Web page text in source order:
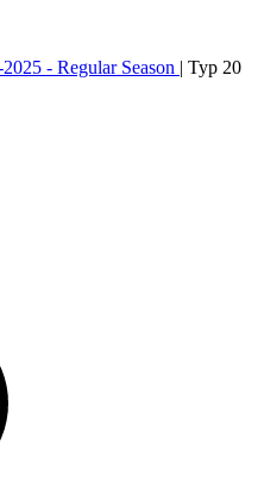
- Regular Season | Тур 20